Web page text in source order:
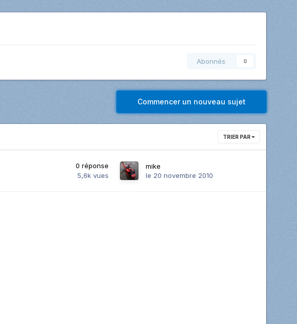
Abonnés 0
Commencer un nouveau sujet
TRIER PAR
0 réponse
5,6k vues
mike
le 20 novembre 2010